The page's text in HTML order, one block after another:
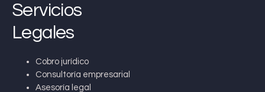
Servicios
Legales
Cobro jurídico
Consultoría empresarial
Asesoría legal